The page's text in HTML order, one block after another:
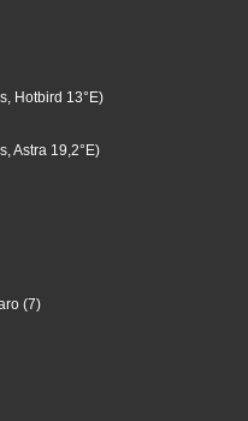
Hotbird 13°E)
Astra 19,2°E)
(7)